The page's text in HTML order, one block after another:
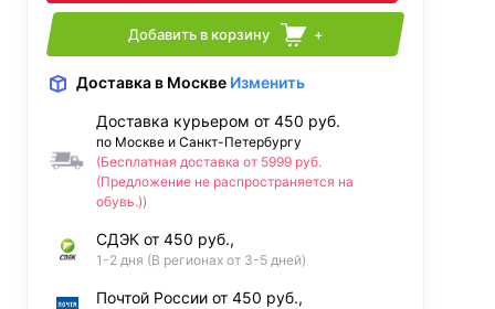
Добавить в корзину +
Доставка в Москве Изменить
Доставка курьером от 450 руб.
по Москве и Санкт-Петербургу
(Бесплатная доставка от 5999 руб.
(Предложение не распространяется на
обувь.))
СДЭК от 450 руб.,
1-2 дня (В регионах от 3-5 дней)
Почтой России от 450 руб.,